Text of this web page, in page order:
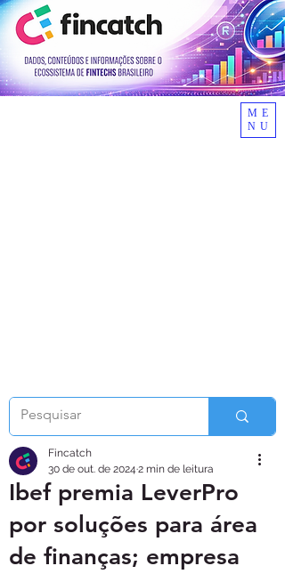
ME
NU
Ibef premia LeverPro
por soluções para área
de finanças; empresa
Fincatch
30 de out. de 2024 2 min de leitura